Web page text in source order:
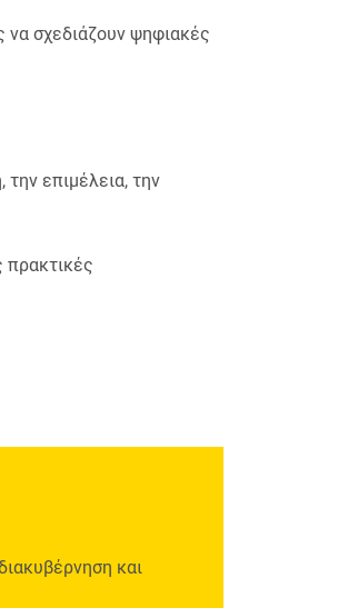
να σχεδιάζουν ψηφιακές
την επιμέλεια, την
πρακτικές
και